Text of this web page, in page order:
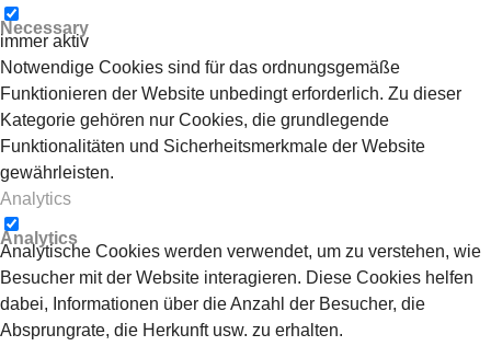
Necessary
immer aktiv
Notwendige Cookies sind für das ordnungsgemäße
Funktionieren der Website unbedingt erforderlich. Zu dieser
Kategorie gehören nur Cookies, die grundlegende
Funktionalitäten und Sicherheitsmerkmale der Website
gewährleisten.
Analytics
Analytics
Analytische Cookies werden verwendet, um zu verstehen, wie
Besucher mit der Website interagieren. Diese Cookies helfen
dabei, Informationen über die Anzahl der Besucher, die
Absprungrate, die Herkunft usw. zu erhalten.